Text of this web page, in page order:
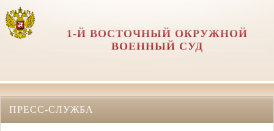
1-Й ВОСТОЧНЫЙ ОКРУЖНОЙ
ВОЕННЫЙ СУД
ПРЕСС-СЛУЖБА